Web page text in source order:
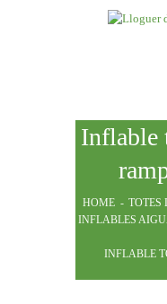
Inflable
HOME TOTES
INFLABLES
INFLABLE
TARIFES
CONTACTE